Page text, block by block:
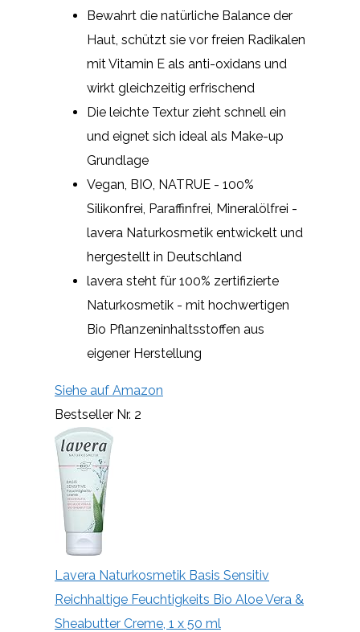
Bewahrt die natürliche Balance der
Haut, schützt sie vor freien Radikalen
mit Vitamin E als anti-oxidans und
wirkt gleichzeitig erfrischend
Die leichte Textur zieht schnell ein
und eignet sich ideal als Make-up
Grundlage
Vegan, BIO, NATRUE - 100%
Silikonfrei, Paraffinfrei, Mineralölfrei -
lavera Naturkosmetik entwickelt und
hergestellt in Deutschland
lavera steht für 100% zertifizierte
Naturkosmetik - mit hochwertigen
Bio Pflanzeninhaltsstoffen aus
eigener Herstellung
Siehe auf Amazon
Bestseller Nr. 2
Lavera Naturkosmetik Basis Sensitiv
Reichhaltige Feuchtigkeits Bio Aloe Vera &
Sheabutter Creme, 1 x 50 ml